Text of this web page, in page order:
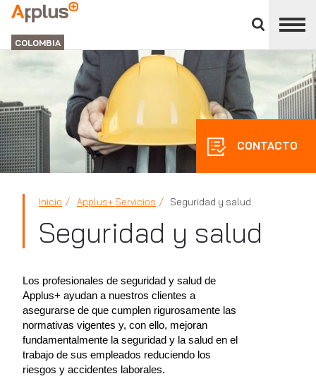
panel
APPLUS+
GROUP
COLOMBIA
CONTACTO
Inicio Applus+ Servicios Seguridad y salud
Seguridad y salud
Los profesionales de seguridad y salud de
Applus+ ayudan a nuestros clientes a
asegurarse de que cumplen rigurosamente las
normativas vigentes y, con ello, mejoran
fundamentalmente la seguridad y la salud en el
trabajo de sus empleados reduciendo los
riesgos y accidentes laborales.